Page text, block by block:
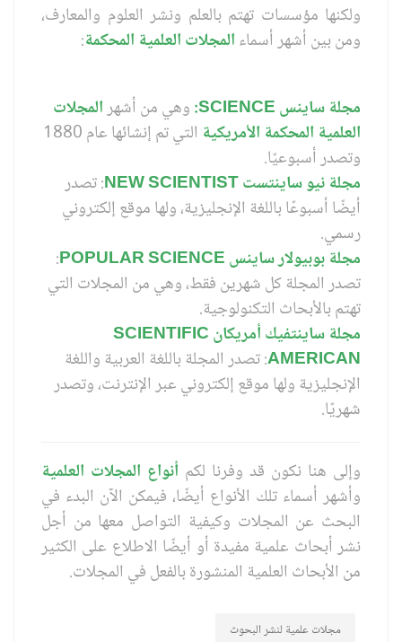
ولكنها مؤسسات تهتم بالعلم ونشر العلوم والمعارف،
ومن بين أشهر أسماءالمجلات العلمية المحكمة:
مجلة ساينسSCIENCE
:وهي من أشهرالمجلات
العلمية المحكمة الأمريكية
التي تم إنشائها عام 1880
وتصدر أسبوعيًا.
مجلة نيو ساينتستNEW SCIENTIST: تصدر
أيضًا أسبوعًا باللغة الإنجليزية، ولها موقع إلكتروني
رسمي.
مجلة بوبيولار ساينسPOPULAR SCIENCE
:
تصدر المجلة كل شهرين فقط، وهي من المجلات التي
تهتم بالأبحاث التكنولوجية.
مجلة ساينتفيك أمريكانSCIENTIFIC
AMERICAN: تصدر المجلة باللغة العربية واللغة
الإنجليزية ولها موقع إلكتروني عبر الإنترنت، وتصدر
شهريًا.
وإلى هنا نكون قد وفرنا لكم أنواع المجلات العلمية
وأشهر أسماء تلك الأنواع أيضًا، فيمكن الآن البدء في
البحث عن المجلات وكيفية التواصل معها من أجل
نشر أبحاث علمية مفيدة أو أيضًا الاطلاع على الكثير
من الأبحاث العلمية المنشورة بالفعل في المجلات.
مجلات علمية لنشر البحوث